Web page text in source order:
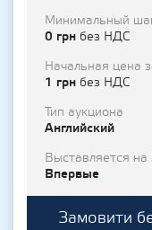
Минимальный
0 грн без НДС
Начальная цена
1 грн без НДС
Тип аукциона
Английский
Выставляется на
Впервые
Замовити